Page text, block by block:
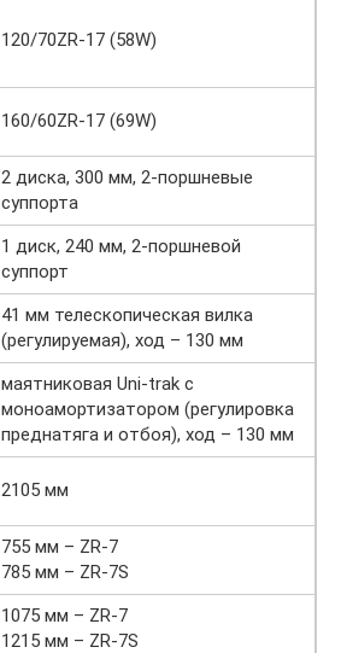
120/70ZR-17 (58W)
160/60ZR-17 (69W)
2 диска, 300 мм, 2-поршневые
суппорта
1 диск, 240 мм, 2-поршневой
суппорт
41 мм телескопическая вилка
(регулируемая), ход – 130 мм
маятниковая Uni-trak с
моноамортизатором (регулировка
преднатяга и отбоя), ход – 130 мм
2105 мм
755 мм – ZR-7
785 мм – ZR-7S
1075 мм – ZR-7
1215 мм – ZR-7S